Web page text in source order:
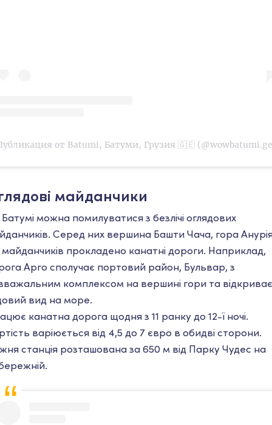
от Batumi, Батуми, Грузия 🇬🇪
майданчики
можна помилуватися з безлічі оглядових
Серед них вершина Башти Чача, гора
прокладено канатні дороги. Наприклад,
Арго сполучає портовий район, Бульвар, з
комплексом на вершині гори та відкриває
вид на море.
канатна дорога щодня з 11 ранку до 12-ї ночі.
варіюється від 4,5 до 7 євро в обидві сторони.
станція розташована за 650 м від Парку Чудес на